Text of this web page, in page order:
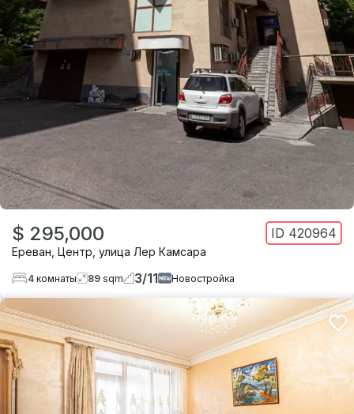
$ 295,000 ID 420964
Ереван Центр улица Лер Камсара
4 комнаты 89 sqm 3/11 Новостройка